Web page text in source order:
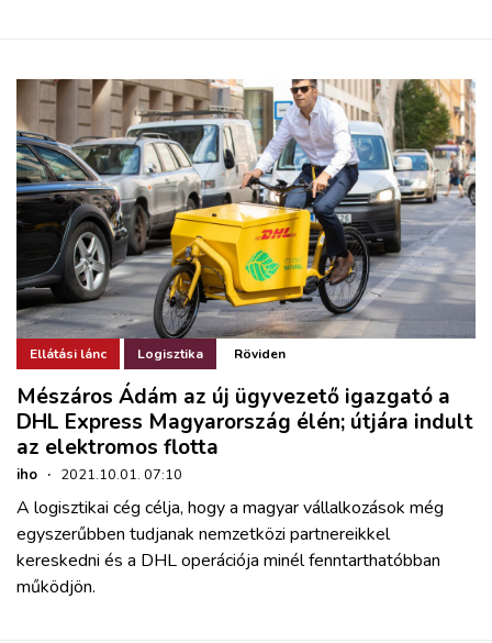
Ellátási lánc Logisztika Röviden
Mészáros Ádám az új ügyvezető igazgató a
DHL Express Magyarország élén; útjára indult
az elektromos flotta
iho · 2021.10.01. 07:10
A logisztikai cég célja, hogy a magyar vállalkozások még
egyszerűbben tudjanak nemzetközi partnereikkel
kereskedni és a DHL operációja minél fenntarthatóbban
működjön.